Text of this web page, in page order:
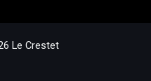
Le Crestet